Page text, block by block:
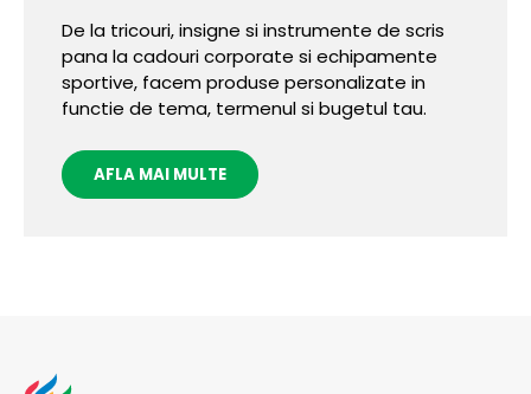
De la tricouri, insigne si instrumente de scris
pana la cadouri corporate si echipamente
sportive, facem produse personalizate in
functie de tema, termenul si bugetul tau.
AFLA MAI MULTE